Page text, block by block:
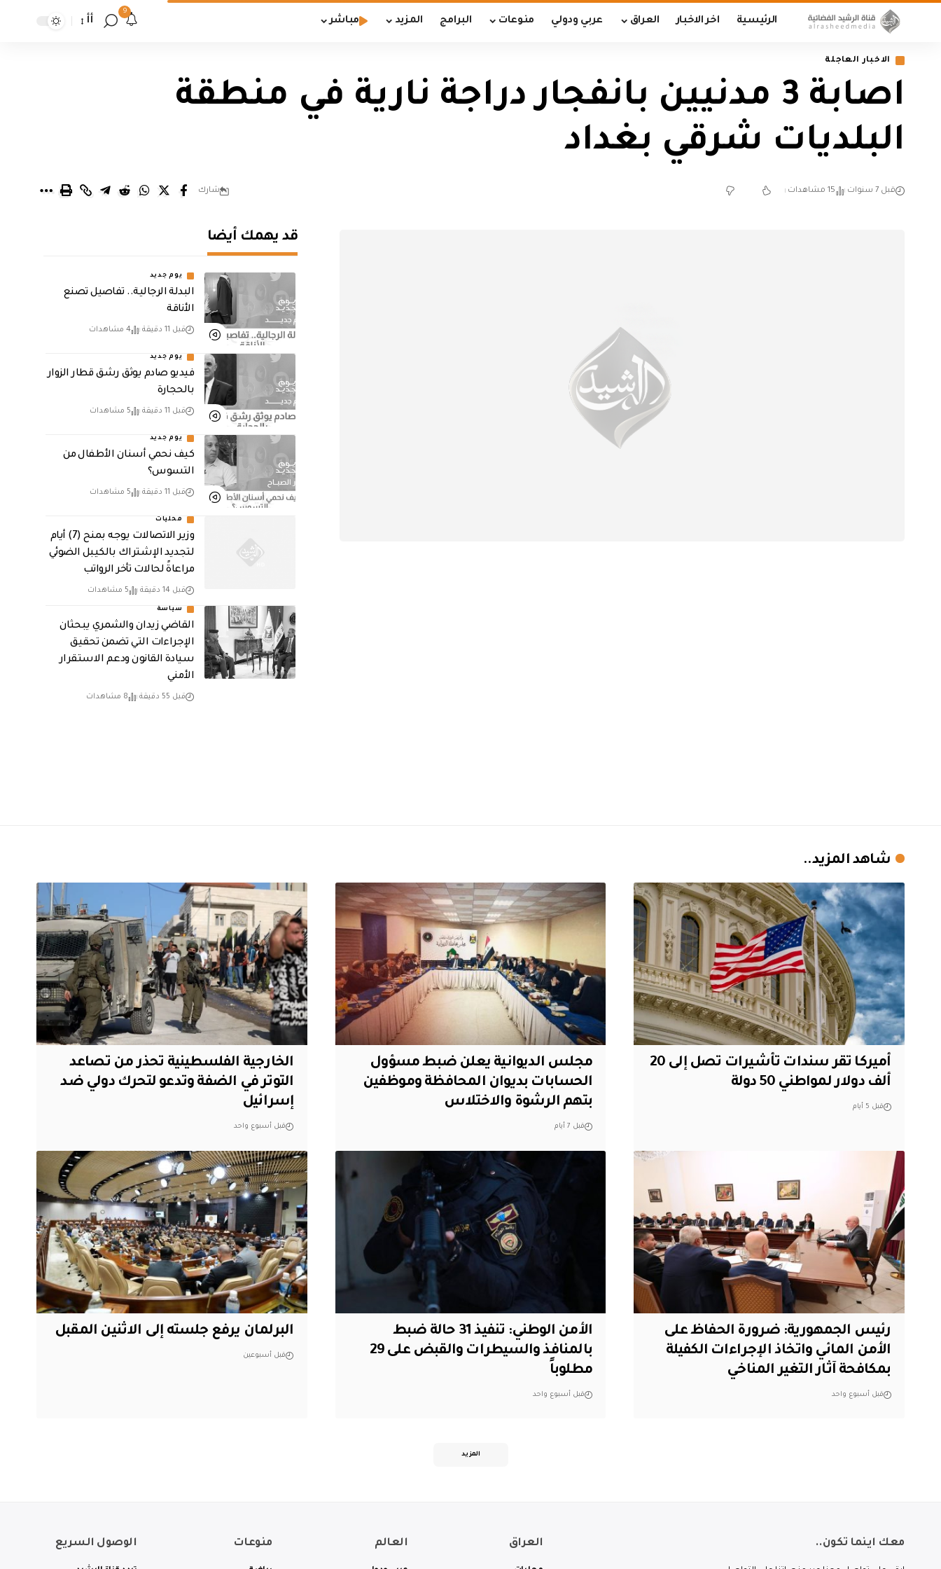
الرئيسية اخر الاخبار العراق عربي ودولي منوعات البرامج المزيد مباشر
9
أأ
الاخبار العاجلة
اصابة 3 مدنيين بانفجار دراجة نارية في منطقة
البلديات شرقي بغداد
قبل 7 سنوات 15 مشاهدات شارك
قد يهمك أيضا
يوم جديد
البدلة الرجالية.. تفاصيل تصنع
الأناقة
قبل 11 دقيقة 4 مشاهدات
يوم جديد
فيديو صادم يوثق رشق قطار الزوار
بالحجارة
قبل 11 دقيقة 5 مشاهدات
يوم جديد
كيف نحمي أسنان الأطفال من
التسوس؟
قبل 11 دقيقة 5 مشاهدات
محليات
وزير الاتصالات يوجه بمنح (7) أيام
لتجديد الإشتراك بالكيبل الضوئي
مراعاةً لحالات تأخر الرواتب
قبل 14 دقيقة 5 مشاهدات
سياسة
القاضي زيدان والشمري يبحثان
الإجراءات التي تضمن تحقيق
سيادة القانون ودعم الاستقرار
الأمني
قبل 55 دقيقة 8 مشاهدات
شاهد المزيد..
أميركا تقر سندات تأشيرات تصل إلى 20
ألف دولار لمواطني 50 دولة
قبل 5 أيام
مجلس الديوانية يعلن ضبط مسؤول
الحسابات بديوان المحافظة وموظفين
بتهم الرشوة والاختلاس
قبل 7 أيام
الخارجية الفلسطينية تحذر من تصاعد
التوتر في الضفة وتدعو لتحرك دولي ضد
إسرائيل
قبل أسبوع واحد
رئيس الجمهورية: ضرورة الحفاظ على
الأمن المائي واتخاذ الإجراءات الكفيلة
بمكافحة آثار التغير المناخي
قبل أسبوع واحد
الأمن الوطني: تنفيذ 31 حالة ضبط
بالمنافذ والسيطرات والقبض على 29
مطلوباً
قبل أسبوع واحد
البرلمان يرفع جلسته إلى الاثنين المقبل
قبل أسبوعين
المزيد
معك اينما تكون.. العراق العالم منوعات الوصول السريع